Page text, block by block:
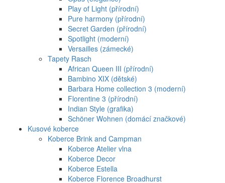
Play of Light (přírodní)
Pure harmony (přírodní)
Secret Garden (přírodní)
Spotlight (moderní)
Versailles (zámecké)
Tapety Rasch
African Queen III (přírodní)
Bambino XIX (dětské)
Barbara Home collection 3 (moderní)
Florentine 3 (přírodní)
Indian Style (grafika)
Schöner Wohnen (domácí značkové)
Kusové koberce
Koberce Brink and Campman
Koberce Atelier vlna
Koberce Decor
Koberce Estella
Koberce Florence Broadhurst